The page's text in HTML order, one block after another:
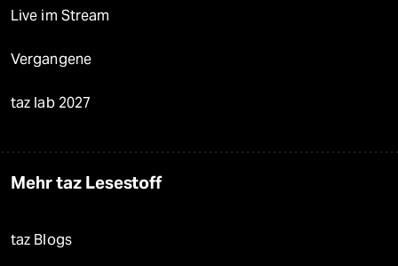
Live im Stream
Vergangene
taz lab 2027
Mehr taz Lesestoff
taz Blogs